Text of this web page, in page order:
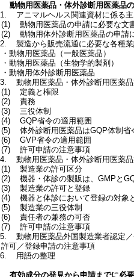
動物用医薬品・体外診断用医薬品の
アニマルヘルス関連資材に係る主
動物用医薬品の申請に必要な文
動物用体外診断用医薬品の申請
製造から販売流通に必要な各種業
動物用医薬品（一般医薬品）
動物用医薬品（生物学的製剤）
動物用体外診断用医薬品
動物用医薬品・体外診断用医薬品
定義と権限
責務
三役体制
GQP省令の適用範囲
体外診断用医薬品はGQP体制省
GVP省令の適用範囲
許可申請の注意事項
動物用医薬品・体外診断用医薬品
製造業の許可区分
機器・体診の製販は、GMPと
製造業の許可と登録
機器と体診において登録の対象
製造業の三役体制
責任者の兼務の可否
許可申請の注意事項
動物用医薬品外国製造業者認定
可／登録申請の注意事項
用語の整理
有効成分の発見から申請までに必